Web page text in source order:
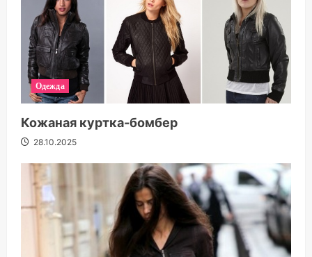
Одежда
Кожаная куртка-бомбер
28.10.2025